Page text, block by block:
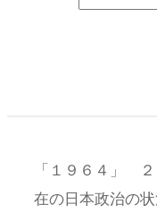
「１９６４」
在の日本政治の